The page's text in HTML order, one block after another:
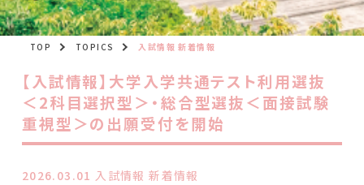
TOP TOPICS 入試情報 新着情報
【入試情報】大学入学共通テスト利用選抜
＜2科目選択型＞・総合型選抜＜面接試験
重視型＞の出願受付を開始
2026.03.01 入試情報 新着情報